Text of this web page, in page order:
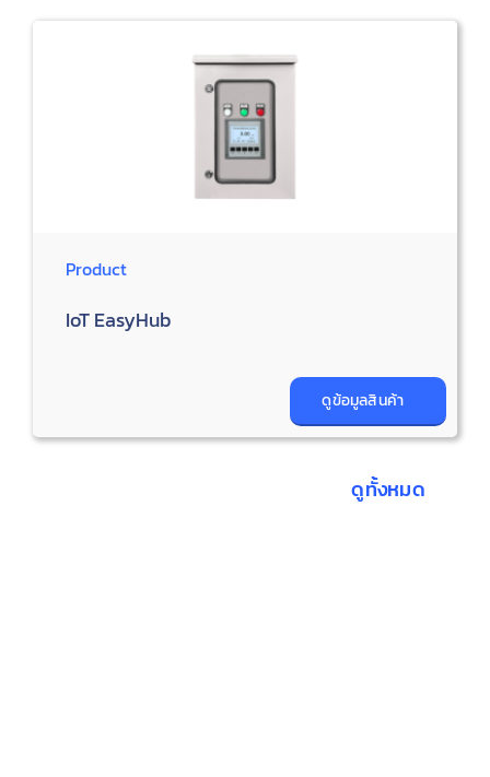
Product
IoT EasyHub
ดูข้อมูลสินค้า
ดูทั้งหมด